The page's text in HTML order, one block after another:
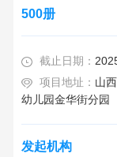
500册
截止日期：
项目地址： 山
幼儿园金华街分园
发起机构